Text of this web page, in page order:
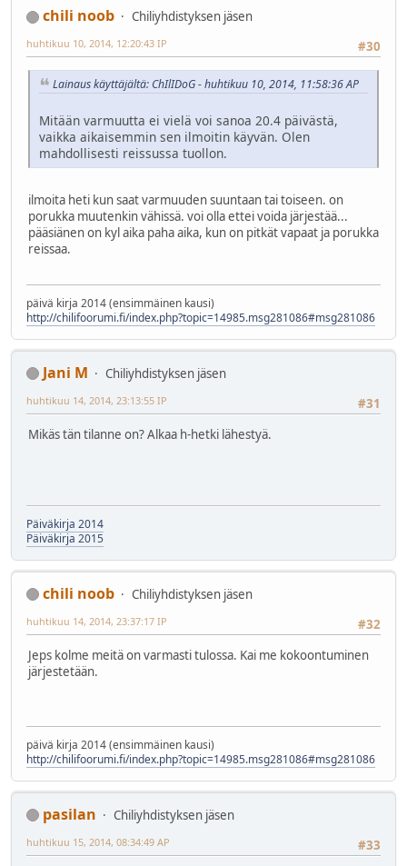
chili noob
Chiliyhdistyksen jäsen
#30
huhtikuu 10, 2014, 12:20:43 IP
Lainaus käyttäjältä: ChIlIDoG - huhtikuu 10, 2014, 11:58:36 AP
Mitään varmuutta ei vielä voi sanoa 20.4 päivästä,
vaikka aikaisemmin sen ilmoitin käyvän. Olen
mahdollisesti reissussa tuollon.
ilmoita heti kun saat varmuuden suuntaan tai toiseen. on
porukka muutenkin vähissä. voi olla ettei voida järjestää...
pääsiänen on kyl aika paha aika, kun on pitkät vapaat ja porukka
reissaa.
päivä kirja 2014 (ensimmäinen kausi)
http://chilifoorumi.fi/index.php?topic=14985.msg281086#msg281086
Jani M
Chiliyhdistyksen jäsen
#31
huhtikuu 14, 2014, 23:13:55 IP
Mikäs tän tilanne on? Alkaa h-hetki lähestyä.
Päiväkirja 2014
Päiväkirja 2015
chili noob
Chiliyhdistyksen jäsen
#32
huhtikuu 14, 2014, 23:37:17 IP
Jeps kolme meitä on varmasti tulossa. Kai me kokoontuminen
järjestetään.
päivä kirja 2014 (ensimmäinen kausi)
http://chilifoorumi.fi/index.php?topic=14985.msg281086#msg281086
pasilan
Chiliyhdistyksen jäsen
#33
huhtikuu 15, 2014, 08:34:49 AP